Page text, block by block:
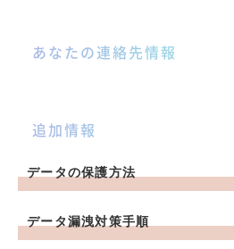
あなたの連絡先情報
追加情報
データの保護方法
データ漏洩対策手順